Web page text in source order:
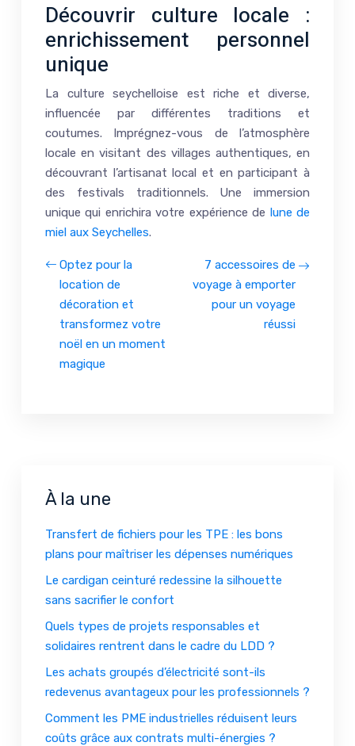
Découvrir culture locale :
enrichissement personnel
unique
La culture seychelloise est riche et diverse,
influencée par différentes traditions et
coutumes. Imprégnez-vous de l’atmosphère
locale en visitant des villages authentiques, en
découvrant l’artisanat local et en participant à
des festivals traditionnels. Une immersion
unique qui enrichira votre expérience de lune de
miel aux Seychelles.
Optez pour la
location de
décoration et
transformez votre
noël en un moment
magique
7 accessoires de
voyage à emporter
pour un voyage
réussi
À la une
Transfert de fichiers pour les TPE : les bons
plans pour maîtriser les dépenses numériques
Le cardigan ceinturé redessine la silhouette
sans sacrifier le confort
Quels types de projets responsables et
solidaires rentrent dans le cadre du LDD ?
Les achats groupés d’électricité sont-ils
redevenus avantageux pour les professionnels ?
Comment les PME industrielles réduisent leurs
coûts grâce aux contrats multi-énergies ?